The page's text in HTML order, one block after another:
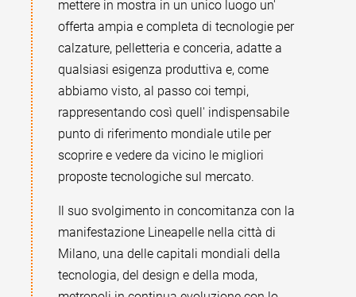
mettere in mostra in un unico luogo un'
offerta ampia e completa di tecnologie per
calzature, pelletteria e conceria, adatte a
qualsiasi esigenza produttiva e, come
abbiamo visto, al passo coi tempi,
rappresentando così quell' indispensabile
punto di riferimento mondiale utile per
scoprire e vedere da vicino le migliori
proposte tecnologiche sul mercato.
Il suo svolgimento in concomitanza con la
manifestazione Lineapelle nella città di
Milano, una delle capitali mondiali della
tecnologia, del design e della moda,